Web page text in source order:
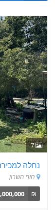
7
נחלה
חוף השרון
₪